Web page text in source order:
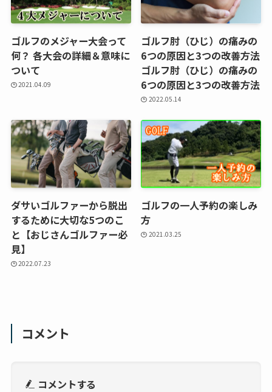
ゴルフのメジャー大会って
何？ 各大会の詳細＆意味に
ついて
2021.04.09
ゴルフ肘（ひじ）の痛みの
6つの原因と3つの改善方法
ゴルフ肘（ひじ）の痛みの
6つの原因と3つの改善方法
2022.05.14
ダサいゴルファーから脱出
するために大切な5つのこ
と【おじさんゴルファー必
見】
2022.07.23
ゴルフの一人予約の楽しみ
方
2021.03.25
コメント
コメントする